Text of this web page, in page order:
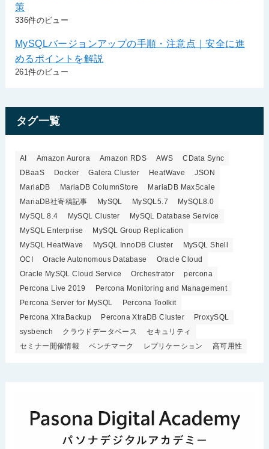
策
336件のビュー
MySQLバージョンアップの手順・注意点｜安全に進
めるポイントを解説
261件のビュー
タグ一覧
AI Amazon Aurora Amazon RDS AWS
CData Sync
DBaaS
Docker Galera Cluster HeatWave
JSON
MariaDB
MariaDB ColumnStore
MariaDB MaxScale
MariaDB社寄稿記事
MySQL MySQL5.7
MySQL8.0
MySQL 8.4
MySQL Cluster
MySQL Database Service
MySQL Enterprise
MySQL Group Replication
MySQL HeatWave
MySQL InnoDB Cluster
MySQL Shell
OCI
Oracle Autonomous Database
Oracle Cloud
Oracle MySQL Cloud Service
Orchestrator
percona
Percona Live 2019
Percona Monitoring and Management
Percona Server for MySQL
Percona Toolkit
Percona XtraBackup
Percona XtraDB Cluster
ProxySQL
sysbench
クラウドデータベース
セキュリティ
セミナー開催情報
ベンチマーク レプリケーション 高可用性